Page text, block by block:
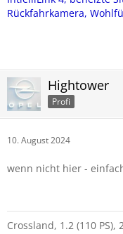
Rückfahrkamera,
Hightower
Profi
10. August 2024
wenn nicht hier -
Crossland, 1.2 (110 PS),